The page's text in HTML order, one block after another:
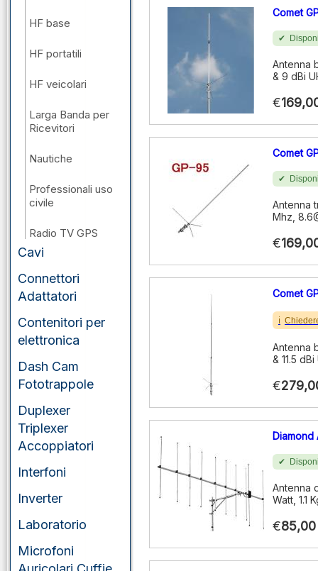
HF base
HF portatili
HF veicolari
Larga Banda per
Ricevitori
Nautiche
Professionali uso
civile
Radio TV GPS
base
portatili
veicolari
Cavi
Connettori
Adattatori
Contenitori per
elettronica
Dash Cam
Fototrappole
Duplexer
Triplexer
Accoppiatori
Interfoni
Inverter
Laboratorio
Microfoni
Comet
Antenna
& 9 dBi
€
Comet
Antenna
Mhz,
€
Comet
Antenna
& 11.5
€
Diamond
Antenna
Watt, 1.1
€85,00